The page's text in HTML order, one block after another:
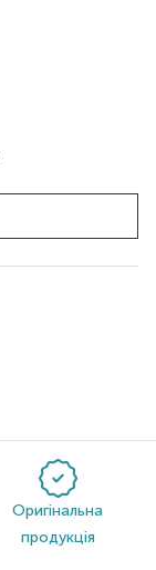
Оригінальна
продукція